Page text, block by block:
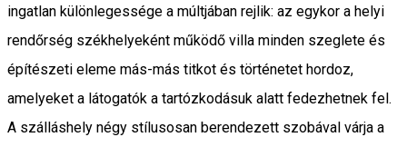
ingatlan különlegessége a múltjában rejlik: az egykor a helyi
rendőrség székhelyeként működő villa minden szeglete és
építészeti eleme más-más titkot és történetet hordoz,
amelyeket a látogatók a tartózkodásuk alatt fedezhetnek fel.
A szálláshely négy stílusosan berendezett szobával várja a